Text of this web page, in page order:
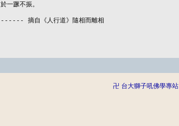
於一蹶不振。
------ 摘自《人行道》隨相而離相
卍 台大獅子吼佛學專站